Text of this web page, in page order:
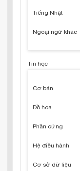
Tiếng Nhật
Ngoại ngữ khác
Tin học
Cơ bản
Đồ họa
Phần cứng
Hệ điều hành
Cơ sở dữ liệu